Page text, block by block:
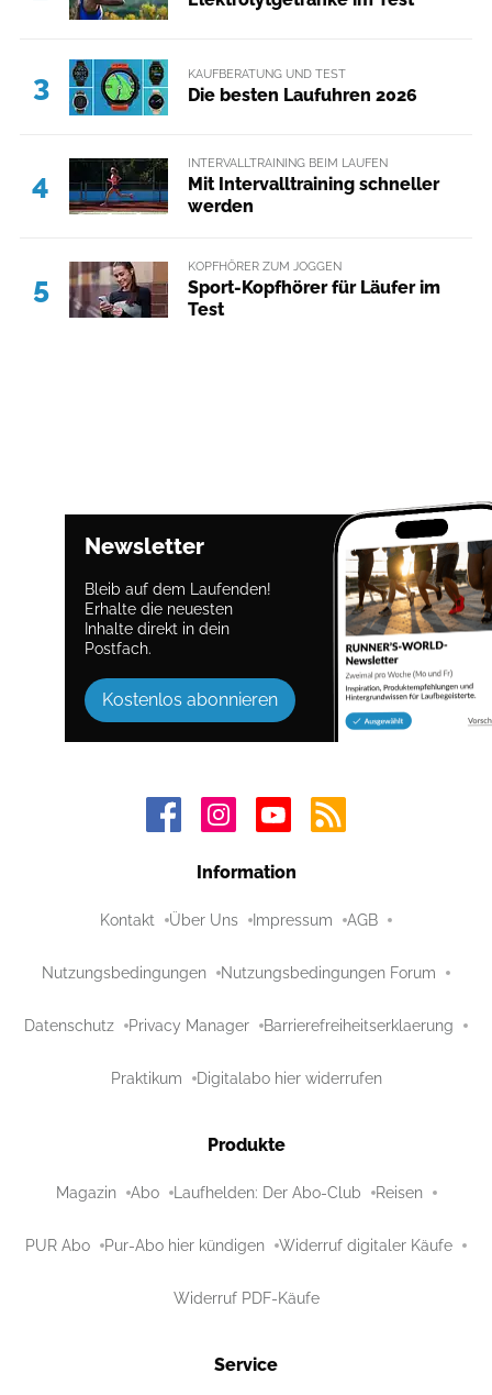
3 KAUFBERATUNG UND TEST
Die besten Laufuhren 2026
4
INTERVALLTRAINING BEIM LAUFEN
Mit Intervalltraining schneller
werden
5
KOPFHÖRER ZUM JOGGEN
Sport-Kopfhörer für Läufer im
Test
Newsletter
Bleib auf dem Laufenden!
Erhalte die neuesten
Inhalte direkt in dein
Postfach.
Kostenlos abonnieren
Information
Kontakt Über Uns Impressum AGB
Nutzungsbedingungen Nutzungsbedingungen Forum
Datenschutz Privacy Manager Barrierefreiheitserklaerung
Praktikum Digitalabo hier widerrufen
Produkte
Magazin Abo Laufhelden: Der Abo-Club Reisen
PUR Abo Pur-Abo hier kündigen Widerruf digitaler Käufe
Widerruf PDF-Käufe
Service